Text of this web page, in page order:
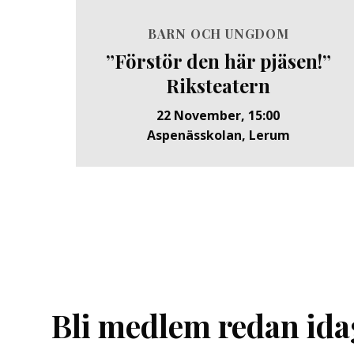
BARN OCH UNGDOM
”Förstör den här pjäsen!”
Riksteatern
22 November, 15:00
Aspenässkolan, Lerum
Bli medlem redan